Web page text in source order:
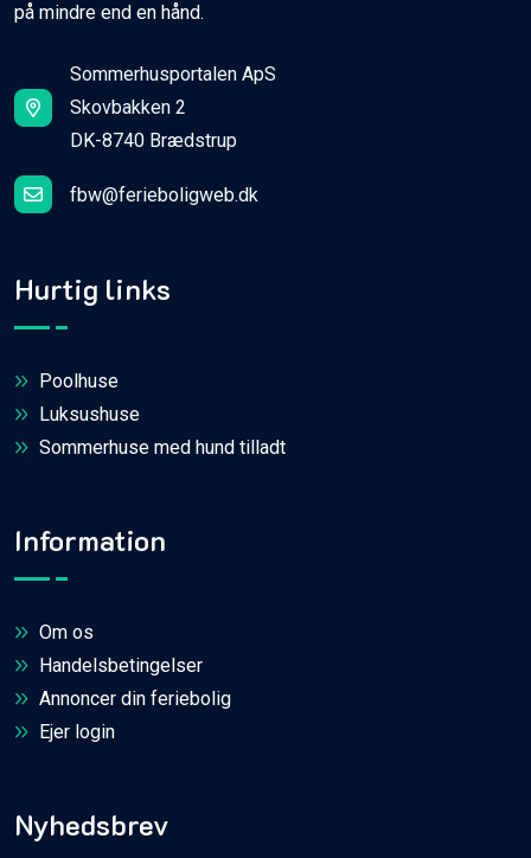
på mindre end en hånd.
Sommerhusportalen ApS
Skovbakken 2
DK-8740 Brædstrup
fbw@ferieboligweb.dk
Hurtig links
Poolhuse
Luksushuse
Sommerhuse med hund tilladt
Information
Om os
Handelsbetingelser
Annoncer din feriebolig
Ejer login
Nyhedsbrev